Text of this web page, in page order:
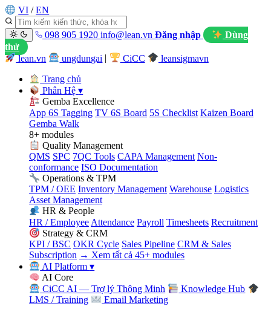
VI / EN
098 905 1920 info@lean.vn Đăng nhập
Dùng
thử
lean.vn
ungdungai CiCC leansigmavn
Trang chủ
Phân Hệ▾
Gemba Excellence
App 6S Tagging TV 6S Board 5S Checklist Kaizen Board
Gemba Walk
8+ modules
Quality Management
QMS SPC 7QC Tools CAPA Management Non-
conformance ISO Documentation
Operations & TPM
TPM / OEE Inventory Management Warehouse Logistics
Asset Management
HR & People
HR / Employee Attendance Payroll Timesheets Recruitment
Strategy & CRM
KPI / BSC OKR Cycle Sales Pipeline CRM & Sales
Subscription → Xem tất cả 45+ modules
AI Platform▾
AI Core
CiCC AI — Trợ lý Thông Minh
Knowledge Hub
LMS / Training
Email Marketing